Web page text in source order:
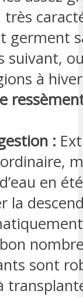
germent
à
:
en
la
sont